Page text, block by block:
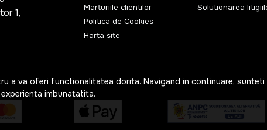
a va oferi functionalitatea dorita. Navigand in continuare, sunteti
imbunatatita.
1,
Marturiile clientilor
Politica de Cookies
Harta site
Solutionarea